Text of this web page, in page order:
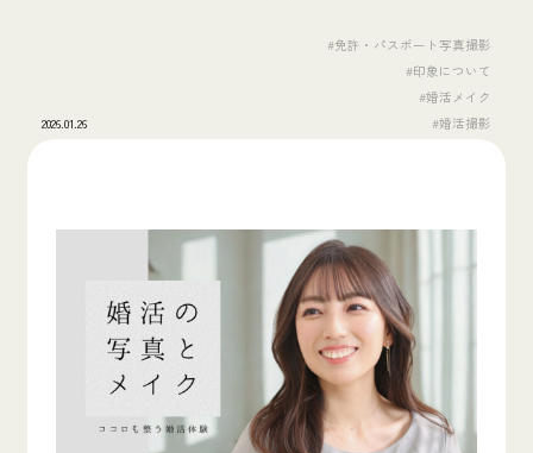
2026.01.26
#免許・パスポート写真撮影
#印象について
#婚活メイク
#婚活撮影